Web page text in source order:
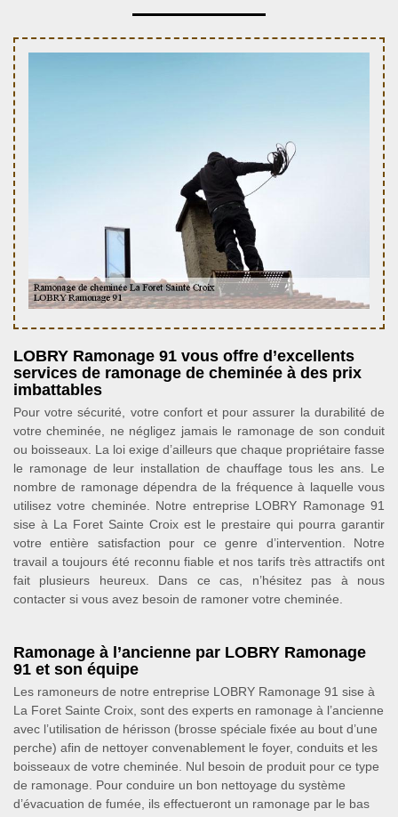
LOBRY Ramonage 91 vous offre d’excellents
services de ramonage de cheminée à des prix
imbattables
Pour votre sécurité, votre confort et pour assurer la durabilité de
votre cheminée, ne négligez jamais le ramonage de son conduit
ou boisseaux. La loi exige d’ailleurs que chaque propriétaire fasse
le ramonage de leur installation de chauffage tous les ans. Le
nombre de ramonage dépendra de la fréquence à laquelle vous
utilisez votre cheminée. Notre entreprise LOBRY Ramonage 91
sise à La Foret Sainte Croix est le prestaire qui pourra garantir
votre entière satisfaction pour ce genre d’intervention. Notre
travail a toujours été reconnu fiable et nos tarifs très attractifs ont
fait plusieurs heureux. Dans ce cas, n’hésitez pas à nous
contacter si vous avez besoin de ramoner votre cheminée.
Ramonage à l’ancienne par LOBRY Ramonage
91 et son équipe
Les ramoneurs de notre entreprise LOBRY Ramonage 91 sise à
La Foret Sainte Croix, sont des experts en ramonage à l’ancienne
avec l’utilisation de hérisson (brosse spéciale fixée au bout d’une
perche) afin de nettoyer convenablement le foyer, conduits et les
boisseaux de votre cheminée. Nul besoin de produit pour ce type
de ramonage. Pour conduire un bon nettoyage du système
d’évacuation de fumée, ils effectueront un ramonage par le bas